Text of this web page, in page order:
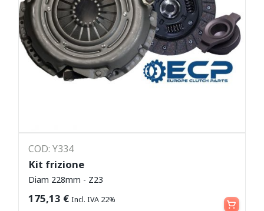
COD: Y334
Kit frizione
Diam 228mm - Z23
175,13 € Incl. IVA 22% Leggi tutto